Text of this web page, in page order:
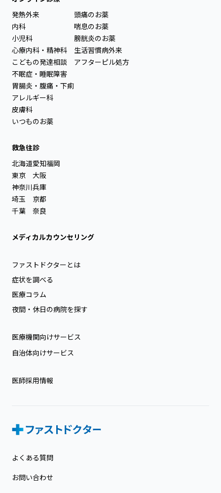
発熱外来
内科
小児科
心療内科・精神科
こどもの発達相談
不眠症・睡眠障害
胃腸炎・腹痛・下痢
アレルギー科
皮膚科
いつものお薬
頭痛のお薬
喘息のお薬
膀胱炎のお薬
生活習慣病外来
アフターピル処方
救急往診
北海道
東京
神奈川
埼玉
千葉
愛知
大阪
兵庫
京都
奈良
福岡
メディカルカウンセリング
ファストドクターとは
症状を調べる
医療コラム
夜間・休日の病院を探す
医療機関向けサービス
自治体向けサービス
医師採用情報
よくある質問
お問い合わせ